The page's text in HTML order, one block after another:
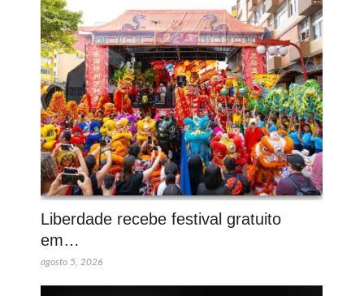
Liberdade recebe festival gratuito
em…
agosto 5, 2026